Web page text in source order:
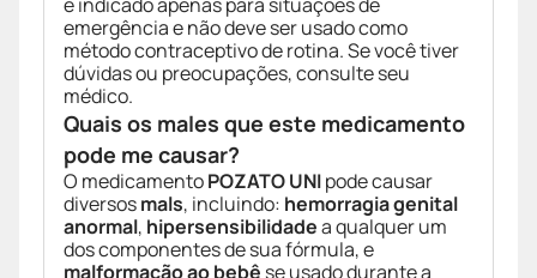
emergência e não deve ser usado como
método contraceptivo de rotina. Se você tiver
dúvidas ou preocupações, consulte seu
médico.
Quais os males que este medicamento
pode me causar?
O medicamentoPOZATO UNIpode causar
diversosmals, incluindo: hemorragia genital
anormal, hipersensibilidadea qualquer um
dos componentes de sua fórmula, e
malformação ao bebê se usado durante a